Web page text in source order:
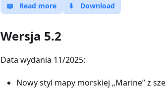
📖 Read more ⬇ Download
Wersja 5.2
Data wydania 11/2025:
Nowy styl mapy morskiej „Marine” z